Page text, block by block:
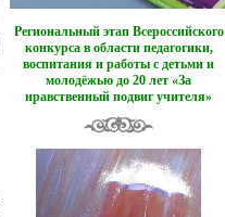
Региональный этап Всероссийского
конкурса в области педагогики,
воспитания и работы с детьми и
молодёжью до 20 лет «За
нравственный подвиг учителя»